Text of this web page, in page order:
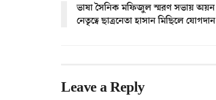
ভাষা সৈনিক মফিজুল স্মরণ সভায়
নেতৃত্বে ছাত্রনেতা হাসান মিছিলে যোগদান
Leave a Reply